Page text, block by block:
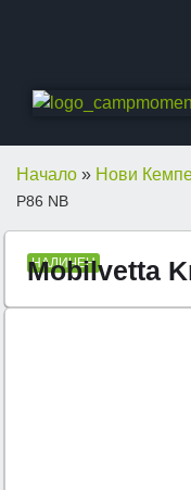
Начало » Нови
P86 NB
НАЛИЧЕН
Mobilvetta